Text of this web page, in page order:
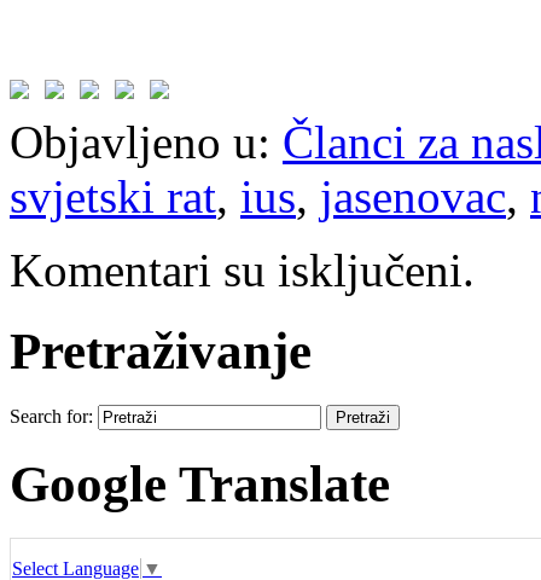
Objavljeno u: Članci za
svjetski rat, ius, jasenovac,
Komentari su isključeni.
Pretraživanje
Search for:
Google Translate
Select Language ▼